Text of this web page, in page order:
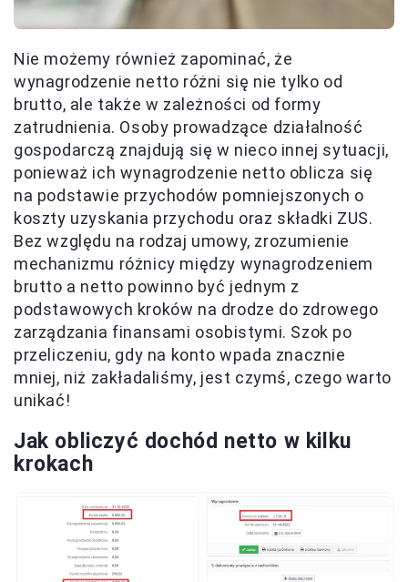
Nie możemy również zapominać, że
wynagrodzenie netto różni się nie tylko od
brutto, ale także w zależności od formy
zatrudnienia. Osoby prowadzące działalność
gospodarczą znajdują się w nieco innej sytuacji,
ponieważ ich wynagrodzenie netto oblicza się
na podstawie przychodów pomniejszonych o
koszty uzyskania przychodu oraz składki ZUS.
Bez względu na rodzaj umowy, zrozumienie
mechanizmu różnicy między wynagrodzeniem
brutto a netto powinno być jednym z
podstawowych kroków na drodze do zdrowego
zarządzania finansami osobistymi. Szok po
przeliczeniu, gdy na konto wpada znacznie
mniej, niż zakładaliśmy, jest czymś, czego warto
unikać!
Jak obliczyć dochód netto w kilku
krokach